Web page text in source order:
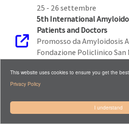
I understand
This website uses cookies to ensure you get the
Privacy Policy
25 - 26 settembre
5th International
Patients and Doctors
Promosso da Amyloidosis
Fondazione Policlinico San
Program for patients
20 settembre - 9.00/17.30